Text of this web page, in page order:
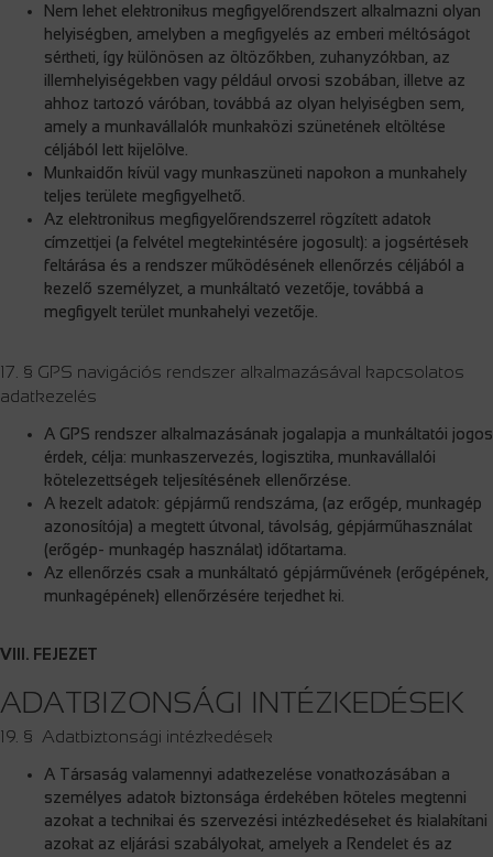
Nem lehet elektronikus megfigyelőrendszert alkalmazni olyan
helyiségben, amelyben a megfigyelés az emberi méltóságot
sértheti, így különösen az öltözőkben, zuhanyzókban, az
illemhelyiségekben vagy például orvosi szobában, illetve az
ahhoz tartozó váróban, továbbá az olyan helyiségben sem,
amely a munkavállalók munkaközi szünetének eltöltése
céljából lett kijelölve.
Munkaidőn kívül vagy munkaszüneti napokon a munkahely
teljes területe megfigyelhető.
Az elektronikus megfigyelőrendszerrel rögzített adatok
címzettjei (a felvétel megtekintésére jogosult): a jogsértések
feltárása és a rendszer működésének ellenőrzés céljából a
kezelő személyzet, a munkáltató vezetője, továbbá a
megfigyelt terület munkahelyi vezetője.
17. § GPS navigációs rendszer alkalmazásával kapcsolatos
adatkezelés
A GPS rendszer alkalmazásának jogalapja a munkáltatói jogos
érdek, célja: munkaszervezés, logisztika, munkavállalói
kötelezettségek teljesítésének ellenőrzése.
A kezelt adatok: gépjármű rendszáma, (az erőgép, munkagép
azonosítója) a megtett útvonal, távolság, gépjárműhasználat
(erőgép- munkagép használat) időtartama.
Az ellenőrzés csak a munkáltató gépjárművének (erőgépének,
munkagépének) ellenőrzésére terjedhet ki.
VIII. FEJEZET
ADATBIZONSÁGI INTÉZKEDÉSEK
19. § Adatbiztonsági intézkedések
A Társaság valamennyi adatkezelése vonatkozásában a
személyes adatok biztonsága érdekében köteles megtenni
azokat a technikai és szervezési intézkedéseket és kialakítani
azokat az eljárási szabályokat, amelyek a Rendelet és az